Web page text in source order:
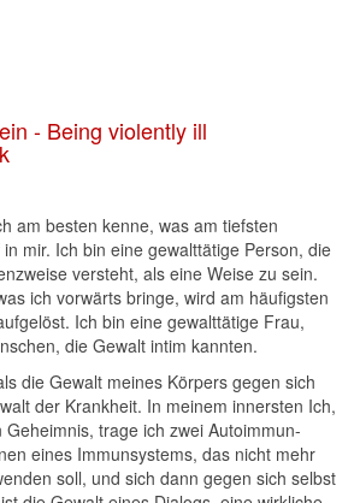
- Being violently ill
am besten kenne, was am tiefsten
mir. Ich bin eine gewalttätige Person, die
versteht, als eine Weise zu sein.
ich vorwärts bringe, wird am häufigsten
Ich bin eine gewalttätige Frau,
die Gewalt intim kannten.
die Gewalt meines Körpers gegen sich
der Krankheit. In meinem innersten Ich,
trage ich zwei Autoimmun-
eines Immunsystems, das nicht mehr
soll, und sich dann gegen sich selbst